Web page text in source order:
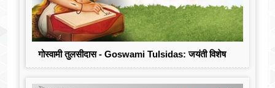
गोस्वामी तुलसीदास - Goswami Tulsidas: जयंती विशेष